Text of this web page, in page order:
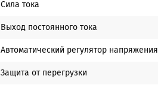
Сила тока
Выход постоянного тока
Автоматический регулятор напряжения
Защита от перегрузки